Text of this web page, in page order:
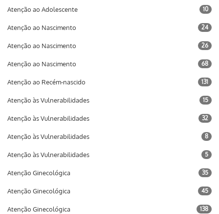
Atenção ao Adolescente 10
Atenção ao Nascimento 24
Atenção ao Nascimento 26
Atenção ao Nascimento 68
Atenção ao Recém-nascido 131
Atenção às Vulnerabilidades 15
Atenção às Vulnerabilidades 32
Atenção às Vulnerabilidades 8
Atenção às Vulnerabilidades 5
Atenção Ginecológica 35
Atenção Ginecológica 45
Atenção Ginecológica 138